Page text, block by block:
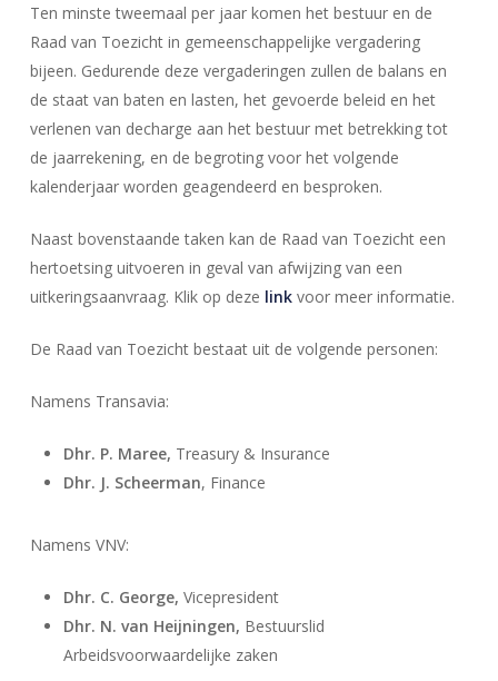
Ten minste tweemaal per jaar komen het bestuur en de
Raad van Toezicht in gemeenschappelijke vergadering
bijeen. Gedurende deze vergaderingen zullen de balans en
de staat van baten en lasten, het gevoerde beleid en het
verlenen van decharge aan het bestuur met betrekking tot
de jaarrekening, en de begroting voor het volgende
kalenderjaar worden geagendeerd en besproken.
Naast bovenstaande taken kan de Raad van Toezicht een
hertoetsing uitvoeren in geval van afwijzing van een
uitkeringsaanvraag. Klik op deze linkvoor meer informatie.
De Raad van Toezicht bestaat uit de volgende personen:
Namens Transavia:
Dhr. P. Maree, Treasury & Insurance
Dhr. J. Scheerman, Finance
Namens VNV:
Dhr. C. George, Vicepresident
Dhr. N. van Heijningen, Bestuurslid
Arbeidsvoorwaardelijke zaken